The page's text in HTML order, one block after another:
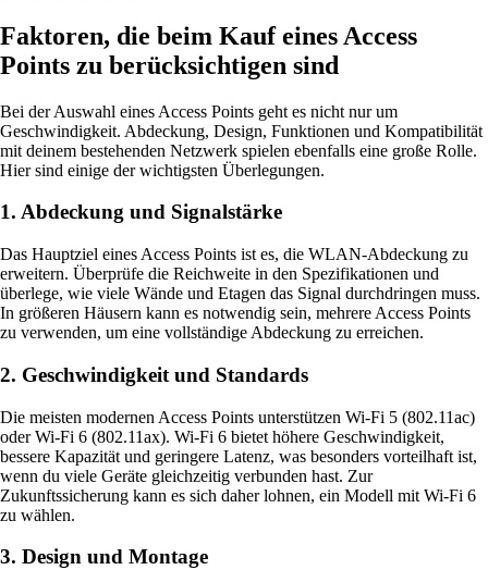
Faktoren, die beim Kauf eines Access
Points zu berücksichtigen sind
Bei der Auswahl eines Access Points geht es nicht nur um
Geschwindigkeit. Abdeckung, Design, Funktionen und Kompatibilität
mit deinem bestehenden Netzwerk spielen ebenfalls eine große Rolle.
Hier sind einige der wichtigsten Überlegungen.
1. Abdeckung und Signalstärke
Das Hauptziel eines Access Points ist es, die WLAN-Abdeckung zu
erweitern. Überprüfe die Reichweite in den Spezifikationen und
überlege, wie viele Wände und Etagen das Signal durchdringen muss.
In größeren Häusern kann es notwendig sein, mehrere Access Points
zu verwenden, um eine vollständige Abdeckung zu erreichen.
2. Geschwindigkeit und Standards
Die meisten modernen Access Points unterstützen Wi-Fi 5 (802.11ac)
oder Wi-Fi 6 (802.11ax). Wi-Fi 6 bietet höhere Geschwindigkeit,
bessere Kapazität und geringere Latenz, was besonders vorteilhaft ist,
wenn du viele Geräte gleichzeitig verbunden hast. Zur
Zukunftssicherung kann es sich daher lohnen, ein Modell mit Wi-Fi 6
zu wählen.
3. Design und Montage